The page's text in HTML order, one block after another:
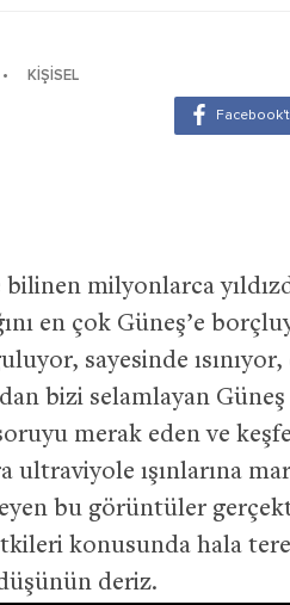
KIŞISEL
bilinen milyonlarca
en çok Güneş’e
sayesinde
bizi selamlayan
merak eden ve
ultraviyole ışınlarına
bu görüntüler
konusunda hala
deriz.